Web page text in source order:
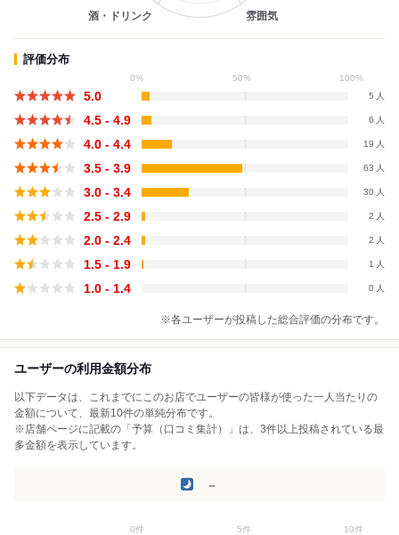
雰囲気
酒・ドリンク
評価分布
0% 50% 100%
5.0 5
4.5 - 4.9 6
4.0 - 4.4 19
3.5 - 3.9 63
3.0 - 3.4 30
2.5 - 2.9 2
2.0 - 2.4 2
1.5 - 1.9 1
1.0 - 1.4 0
※各ユーザーが投稿した総合評価の分布です。
ユーザーの利用金額分布
以下データは、これまでにこのお店でユーザーの皆様が使った一人当たりの
金額について、最新10件の単純分布です。
※店舗ページに記載の「予算（口コミ集計）」は、3件以上投稿されている最
多金額を表示しています。
－
0件 5件 10件